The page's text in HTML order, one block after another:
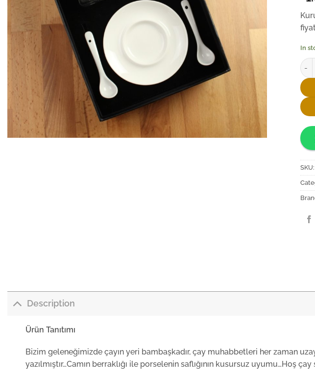
In
SKU:
Description
Ürün Tanıtımı
Bizim geleneğimizde çayın yeri bambaşkadır, çay muhabbetleri her zaman
yazılmıştır…Camın berraklığı ile porselenin saflığının kusursuz uyumu…Hoş